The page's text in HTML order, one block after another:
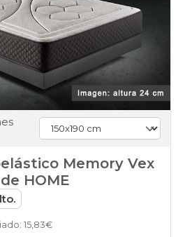
Memory Vex
HOME
15,83€